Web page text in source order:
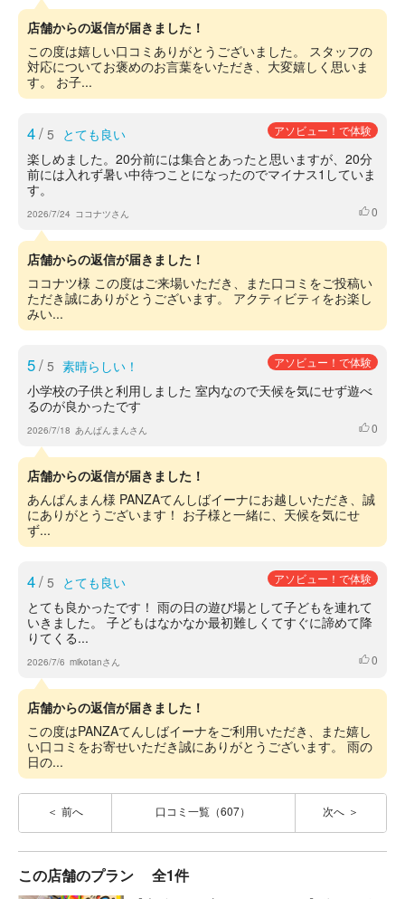
店舗からの返信が届きました！
この度は嬉しい口コミありがとうございました。 スタッフの
対応についてお褒めのお言葉をいただき、大変嬉しく思いま
す。 お子...
4/ 5 とても良い アソビュー！で体験
楽しめました。20分前には集合とあったと思いますが、20分
前には入れず暑い中待つことになったのでマイナス1していま
す。
2026/7/24 ココナツさん いいね
0
店舗からの返信が届きました！
ココナツ様 この度はご来場いただき、また口コミをご投稿い
ただき誠にありがとうございます。 アクティビティをお楽し
みい...
5/ 5 素晴らしい！ アソビュー！で体験
小学校の子供と利用しました 室内なので天候を気にせず遊べ
るのが良かったです
2026/7/18 あんぱんまんさん いいね
0
店舗からの返信が届きました！
あんぱんまん様 PANZAてんしばイーナにお越しいただき、誠
にありがとうございます！ お子様と一緒に、天候を気にせ
ず...
4/ 5 とても良い アソビュー！で体験
とても良かったです！ 雨の日の遊び場として子どもを連れて
いきました。 子どもはなかなか最初難しくてすぐに諦めて降
りてくる...
2026/7/6 mikotanさん いいね
0
店舗からの返信が届きました！
この度はPANZAてんしばイーナをご利用いただき、また嬉し
い口コミをお寄せいただき誠にありがとうございます。 雨の
日の...
前へ 口コミ一覧（607） 次へ
この店舗のプラン 全1件